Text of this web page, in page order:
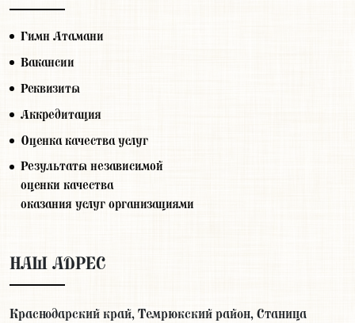
Гимн Атамани
Вакансии
Реквизиты
Аккредитация
Оценка качества услуг
Результаты независимой
оценки качества
оказания услуг организациями
НАШ АДРЕС
Краснодарский край, Темрюкский район, Станица